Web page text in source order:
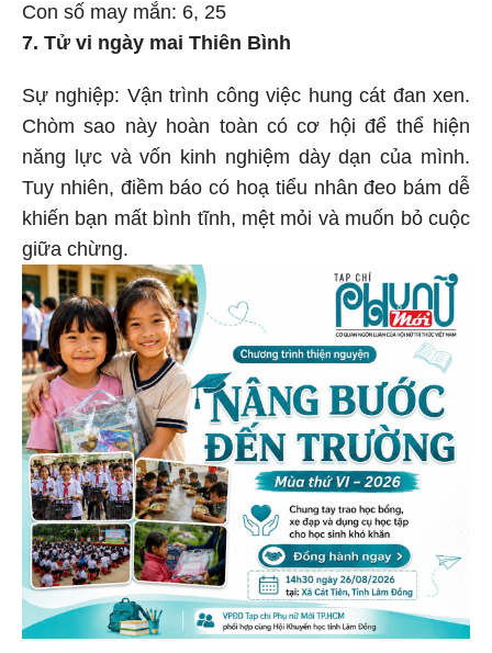
Con số may mắn: 6, 25
7. Tử vi ngày mai Thiên Bình
Sự nghiệp: Vận trình công việc hung cát đan xen.
Chòm sao này hoàn toàn có cơ hội để thể hiện
năng lực và vốn kinh nghiệm dày dạn của mình.
Tuy nhiên, điềm báo có hoạ tiểu nhân đeo bám dễ
khiến bạn mất bình tĩnh, mệt mỏi và muốn bỏ cuộc
giữa chừng.